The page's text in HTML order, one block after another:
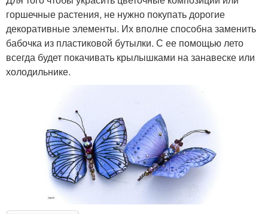
горшечные растения, не нужно покупать дорогие
декоративные элементы. Их вполне способна заменить
бабочка из пластиковой бутылки. С ее помощью лето
всегда будет покачивать крылышками на занавеске или
холодильнике.